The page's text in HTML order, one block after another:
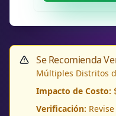
Se Recomienda
Múltiples Distritos
Impacto de Costo:
Verificación: